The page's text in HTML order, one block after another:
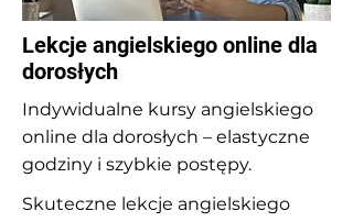
Lekcje angielskiego online dla
dorosłych
Indywidualne kursy angielskiego
online dla dorosłych – elastyczne
godziny i szybkie postępy.
Skuteczne lekcje angielskiego